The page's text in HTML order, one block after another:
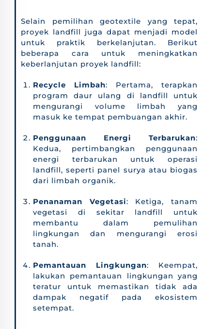
Selain pemilihan geotextile yang tepat,
proyek landfill juga dapat menjadi model
untuk praktik berkelanjutan. Berikut
beberapa cara untuk meningkatkan
keberlanjutan proyek landfill:
Recycle Limbah: Pertama, terapkan
program daur ulang di landfill untuk
mengurangi volume limbah yang
masuk ke tempat pembuangan akhir.
Penggunaan Energi Terbarukan:
Kedua, pertimbangkan penggunaan
energi terbarukan untuk operasi
landfill, seperti panel surya atau biogas
dari limbah organik.
Penanaman Vegetasi: Ketiga, tanam
vegetasi di sekitar landfill untuk
membantu dalam pemulihan
lingkungan dan mengurangi erosi
tanah.
Pemantauan Lingkungan: Keempat,
lakukan pemantauan lingkungan yang
teratur untuk memastikan tidak ada
dampak negatif pada ekosistem
setempat.